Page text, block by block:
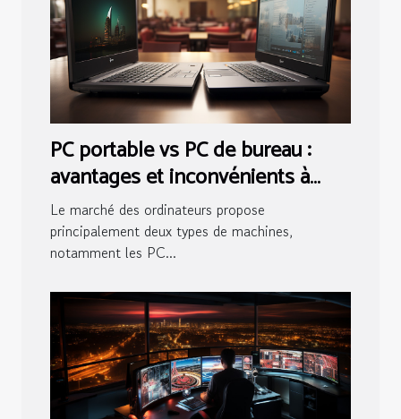
PC portable vs PC de bureau :
avantages et inconvénients à
considérer
Le marché des ordinateurs propose
principalement deux types de machines,
notamment les PC...